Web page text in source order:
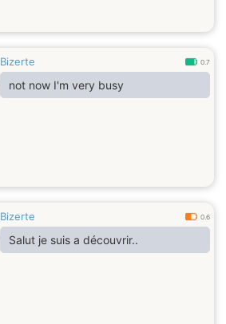
Bizerte 0.7
not now I'm very busy
Bizerte 0.6
Salut je suis a découvrir..